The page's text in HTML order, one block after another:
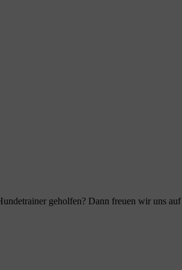
geholfen? Dann freuen wir uns